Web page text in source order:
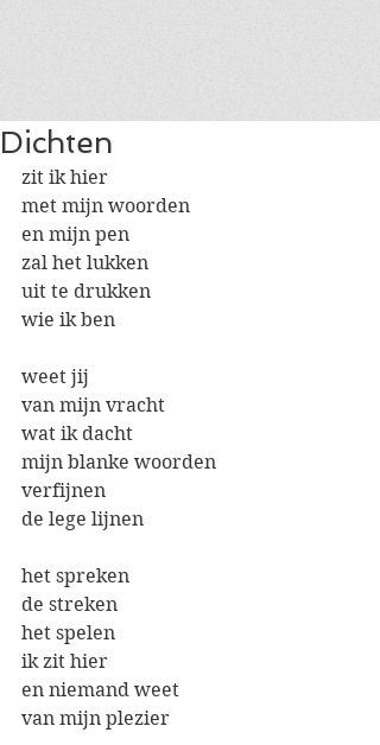
Dichten
zit ik hier
met mijn woorden
en mijn pen
zal het lukken
uit te drukken
wie ik ben
weet jij
van mijn vracht
wat ik dacht
mijn blanke woorden
verfijnen
de lege lijnen
het spreken
de streken
het spelen
ik zit hier
en niemand weet
van mijn plezier